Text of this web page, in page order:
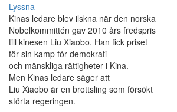
Lyssna
Kinas ledare blev ilskna när den norska
Nobelkommittén gav 2010 års fredspris
till kinesen Liu Xiaobo. Han fick priset
för sin kamp för demokrati
och mänskliga rättigheter i Kina.
Men Kinas ledare säger att
Liu Xiaobo är en brottsling som försökt
störta regeringen.